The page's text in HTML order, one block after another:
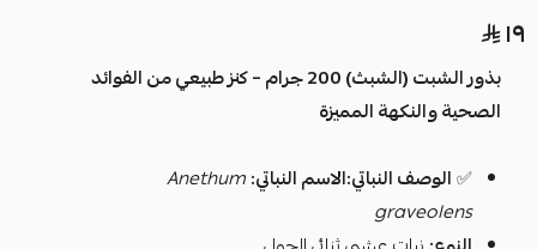
١٩
بذور الشبت (الشبث) 200 جرام – كنز طبيعي من الفوائد
الصحية والنكهة المميزة
✅الوصف النباتي:الاسم النباتي:Anethum
graveolens